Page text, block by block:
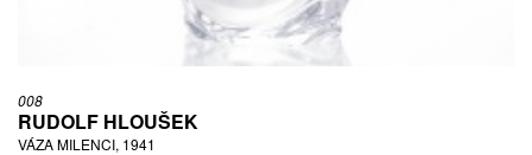
008
RUDOLF HLOUŠEK
VÁZA MILENCI, 1941